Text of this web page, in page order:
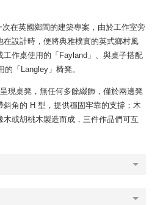
在英國鄉間的建築專案，由於工作室旁
設計時，便將典雅樸實的英式鄉村風
作桌使用的「Fayland」、與桌子搭配
「Langley」椅凳。
現桌凳，無任何多餘綴飾，僅於兩邊凳
角的 H 型，提供穩固牢靠的支撐；木
或胡桃木製造而成，三件作品們可互